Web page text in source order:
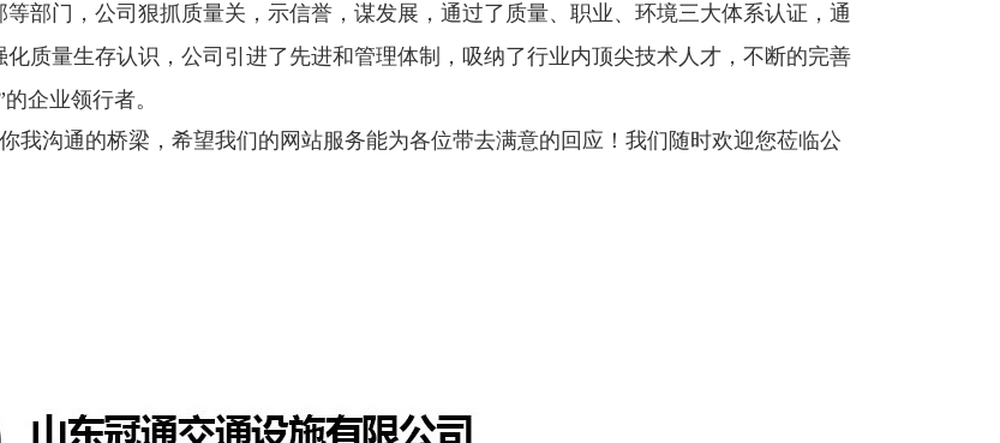
部门，公司狠抓质量关，示信誉，谋发展，通过了质量、职业、环境三大体系认证，通
质量生存认识，公司引进了先进和管理体制，吸纳了行业内顶尖技术人才，不断的完善
企业领行者。
我沟通的桥梁，希望我们的网站服务能为各位带去满意的回应！我们随时欢迎您莅临公